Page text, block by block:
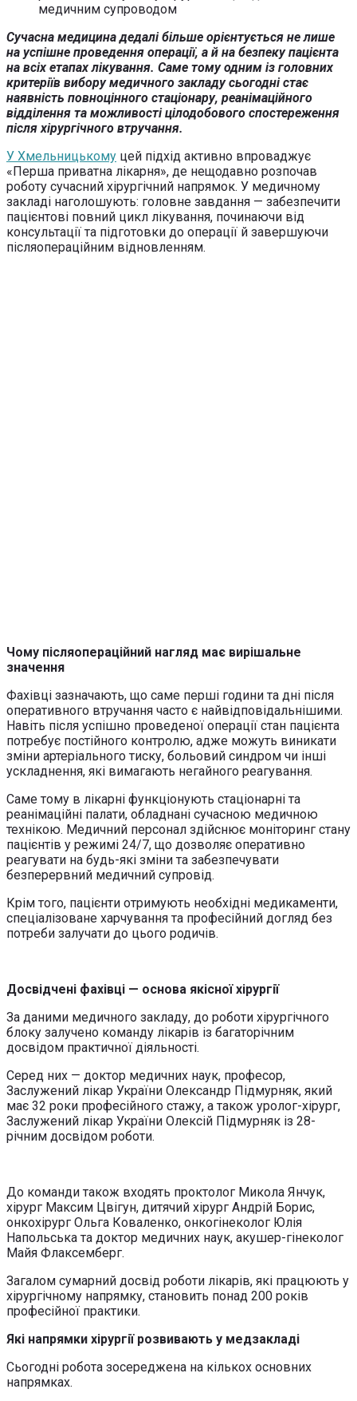
Сучасна медицина дедалі більше орієнтується не лише
на успішне проведення операції, а й на безпеку пацієнта
на всіх етапах лікування. Саме тому одним із головних
критеріїв вибору медичного закладу сьогодні стає
наявність повноцінного стаціонару, реанімаційного
відділення та можливості цілодобового спостереження
після хірургічного втручання.
У Хмельницькому цей підхід активно впроваджує
«Перша приватна лікарня», де нещодавно розпочав
роботу сучасний хірургічний напрямок. У медичному
закладі наголошують: головне завдання — забезпечити
пацієнтові повний цикл лікування, починаючи від
консультації та підготовки до операції й завершуючи
післяопераційним відновленням.
Чому післяопераційний нагляд має вирішальне
значення
Фахівці зазначають, що саме перші години та дні після
оперативного втручання часто є найвідповідальнішими.
Навіть після успішно проведеної операції стан пацієнта
потребує постійного контролю, адже можуть виникати
зміни артеріального тиску, больовий синдром чи інші
ускладнення, які вимагають негайного реагування.
Саме тому в лікарні функціонують стаціонарні та
реанімаційні палати, обладнані сучасною медичною
технікою. Медичний персонал здійснює моніторинг стану
пацієнтів у режимі 24/7, що дозволяє оперативно
реагувати на будь-які зміни та забезпечувати
безперервний медичний супровід.
Крім того, пацієнти отримують необхідні медикаменти,
спеціалізоване харчування та професійний догляд без
потреби залучати до цього родичів.
Досвідчені фахівці — основа якісної хірургії
За даними медичного закладу, до роботи хірургічного
блоку залучено команду лікарів із багаторічним
досвідом практичної діяльності.
Серед них — доктор медичних наук, професор,
Заслужений лікар України Олександр Підмурняк, який
має 32 роки професійного стажу, а також уролог-хірург,
Заслужений лікар України Олексій Підмурняк із 28-
річним досвідом роботи.
До команди також входять проктолог Микола Янчук,
хірург Максим Цвігун, дитячий хірург Андрій Борис,
онкохірург Ольга Коваленко, онкогінеколог Юлія
Напольська та доктор медичних наук, акушер-гінеколог
Майя Флаксемберг.
Загалом сумарний досвід роботи лікарів, які працюють у
хірургічному напрямку, становить понад 200 років
професійної практики.
Які напрямки хірургії розвивають у медзакладі
Сьогодні робота зосереджена на кількох основних
напрямках.